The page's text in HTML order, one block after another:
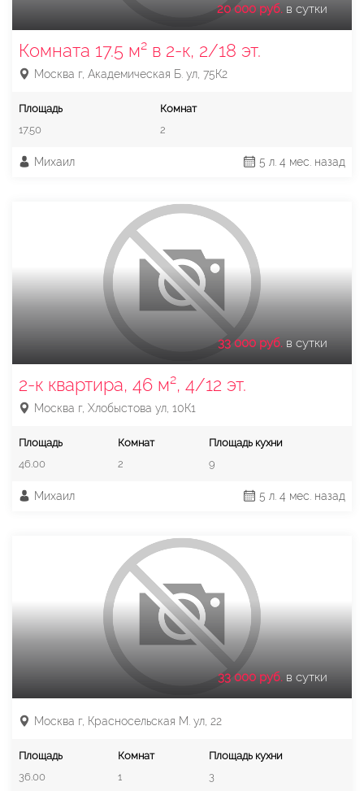
20 000 руб. в сутки
Комната 17.5 м² в 2-к, 2/18 эт.
Москва г, Академическая Б. ул, 75К2
Площадь
17.50
Комнат
2
Михаил 5 л. 4 мес. назад
33 000 руб. в сутки
2-к квартира, 46 м², 4/12 эт.
Москва г, Хлобыстова ул, 10К1
Площадь
46.00
Комнат
2
Площадь кухни
9
Михаил 5 л. 4 мес. назад
33 000 руб. в сутки
Москва г, Красносельская М. ул, 22
Площадь
36.00
Комнат
1
Площадь кухни
3